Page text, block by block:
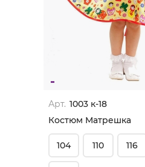
Арт. 1003 к-18
Костюм Матрешка
104 110 116